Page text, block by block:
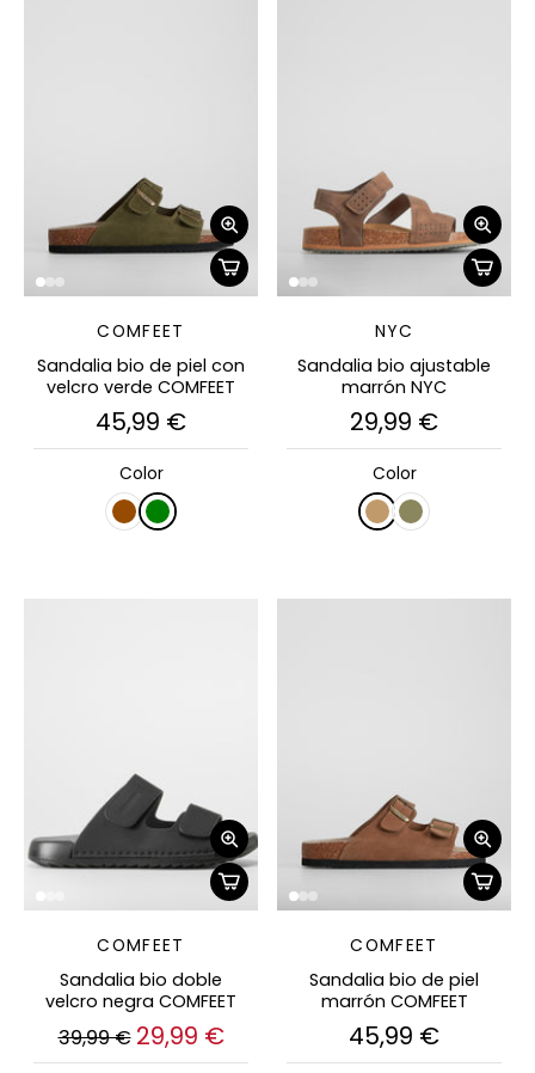
COMFEET
Sandalia bio de piel con
velcro verde COMFEET
45,99 €
Color
NYC
Sandalia bio ajustable
marrón NYC
29,99 €
Color
COMFEET
Sandalia bio doble
velcro negra COMFEET
39,99 € 29,99 €
COMFEET
Sandalia bio de piel
marrón COMFEET
45,99 €